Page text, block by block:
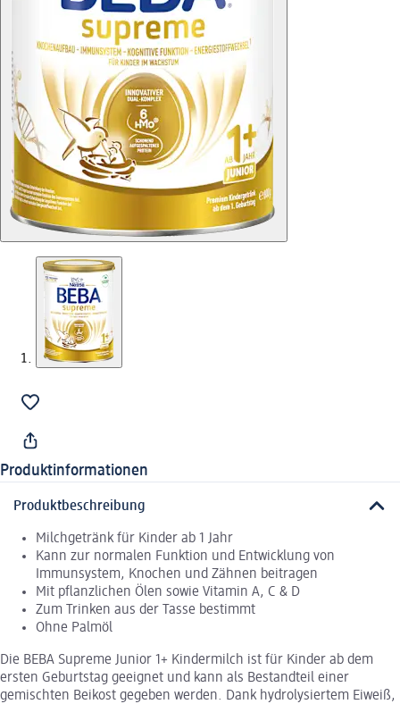
Produktinformationen
Produktbeschreibung
Milchgetränk für Kinder ab 1 Jahr
Kann zur normalen Funktion und Entwicklung von
Immunsystem, Knochen und Zähnen beitragen
Mit pflanzlichen Ölen sowie Vitamin A, C & D
Zum Trinken aus der Tasse bestimmt
Ohne Palmöl
Die BEBA Supreme Junior 1+ Kindermilch ist für Kinder ab dem
ersten Geburtstag geeignet und kann als Bestandteil einer
gemischten Beikost gegeben werden. Dank hydrolysiertem Eiweiß,